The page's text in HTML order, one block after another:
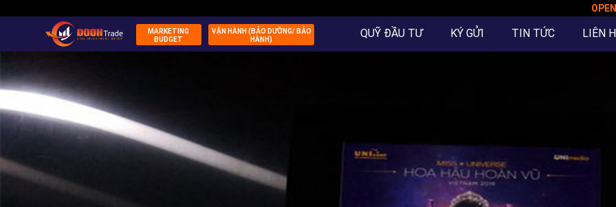
MARKETING
BUDGET
VẬN HÀNH (BẢO DƯỠNG/ BẢO
HÀNH)
QUỸ ĐẦU TƯ KÝ GỬI TIN TỨC LIÊN